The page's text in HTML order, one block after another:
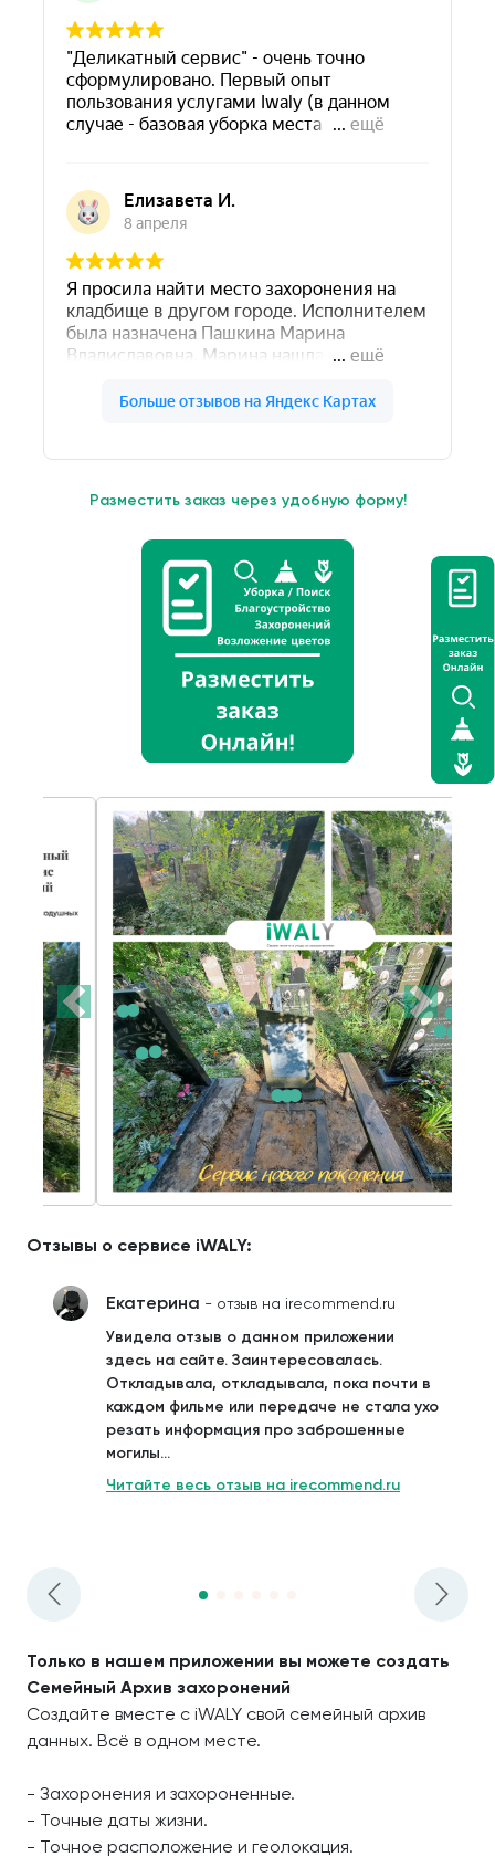
Разместить заказ через удобную форму!
Отзывы о сервисе iWALY:
Екатерина - отзыв на irecommend.ru
Увидела отзыв о данном приложении
здесь на сайте. Заинтересовалась.
Откладывала, откладывала, пока почти в
каждом фильме или передаче не стала ухо
резать информация про заброшенные
могилы...
Читайте весь отзыв на irecommend.ru
Только в нашем приложении вы можете создать
Семейный Архив захоронений
Создайте вместе с iWALY свой семейный архив
данных. Всё в одном месте.
- Захоронения и захороненные.
- Точные даты жизни.
- Точное расположение и геолокация.